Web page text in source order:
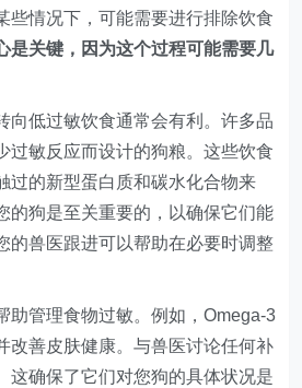
些情况下，可能需要进行排除饮食
是关键，因为这个过程可能需要几
向低过敏饮食通常会有利。许多品
过敏反应而设计的狗粮。这些饮食
过的新型蛋白质和碳水化合物来
的狗是至关重要的，以确保它们能
的兽医跟进可以帮助在必要时调整
助管理食物过敏。例如，Omega-3
改善皮肤健康。与兽医讨论任何补
这确保了它们对您狗的具体状况是